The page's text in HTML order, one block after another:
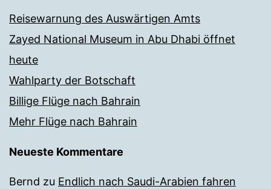
Reisewarnung des Auswärtigen Amts
Zayed National Museum in Abu Dhabi öffnet
heute
Wahlparty der Botschaft
Billige Flüge nach Bahrain
Mehr Flüge nach Bahrain
Neueste Kommentare
Bernd zu Endlich nach Saudi-Arabien fahren